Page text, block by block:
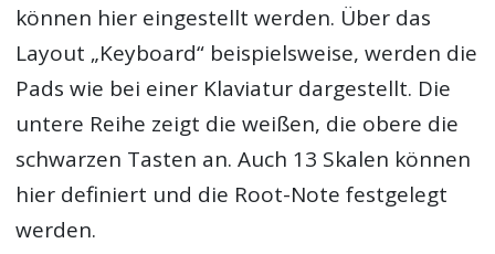
können hier eingestellt werden. Über das
Layout „Keyboard“ beispielsweise, werden die
Pads wie bei einer Klaviatur dargestellt. Die
untere Reihe zeigt die weißen, die obere die
schwarzen Tasten an. Auch 13 Skalen können
hier definiert und die Root-Note festgelegt
werden.